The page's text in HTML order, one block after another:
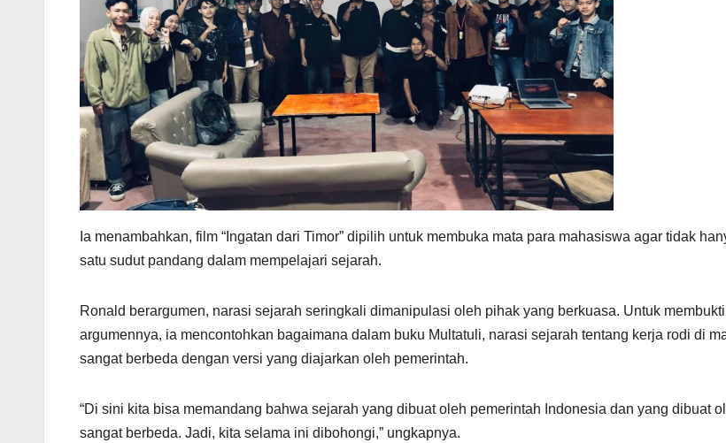
Ia menambahkan, film “Ingatan dari Timor” dipilih untuk membuka mata para mahasiswa agar tidak
satu sudut pandang dalam mempelajari sejarah.
Ronald berargumen, narasi sejarah seringkali dimanipulasi oleh pihak yang berkuasa. Untuk
argumennya, ia mencontohkan bagaimana dalam buku Multatuli, narasi sejarah tentang kerja rodi di
sangat berbeda dengan versi yang diajarkan oleh pemerintah.
“Di sini kita bisa memandang bahwa sejarah yang dibuat oleh pemerintah Indonesia dan yang dibuat
sangat berbeda. Jadi, kita selama ini dibohongi,” ungkapnya.